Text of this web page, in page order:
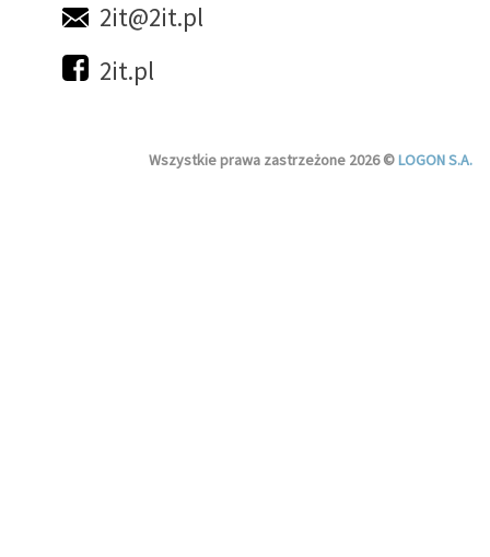
2it@2it.pl
2it.pl
Wszystkie prawa zastrzeżone 2026 ©LOGON S.A.